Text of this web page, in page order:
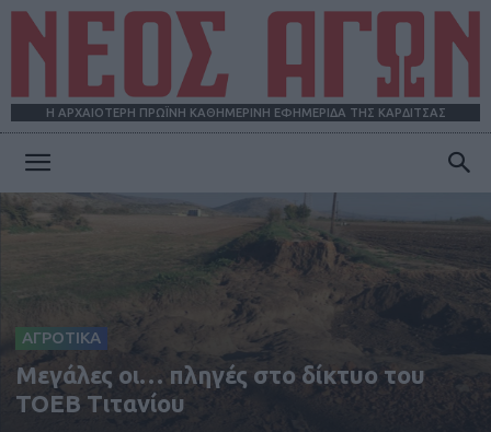
Η ΑΡΧΑΙΟΤΕΡΗ ΠΡΩΪΝΗ ΚΑΘΗΜΕΡΙΝΗ ΕΦΗΜΕΡΙΔΑ ΤΗΣ ΚΑΡΔΙΤΣΑΣ
ΑΓΩΝ
ΑΓΡΟΤΙΚΑ
Μεγάλες οι… πληγές στο δίκτυο του
ΤΟΕΒ Τιτανίου